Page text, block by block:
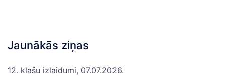
Jaunākās ziņas
12. klašu izlaidumi, 07.07.2026.